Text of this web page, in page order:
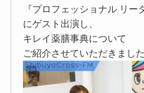
『プロフェッショナル リー
にゲスト出演し、
キレイ薬膳事典について
ご紹介させていただきました